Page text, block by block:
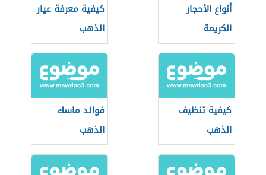
أنواع الأحجار
الكريمة
كيفية معرفة عيار
الذهب
كيفية تنظيف
الذهب
فوائد ماسك
الذهب